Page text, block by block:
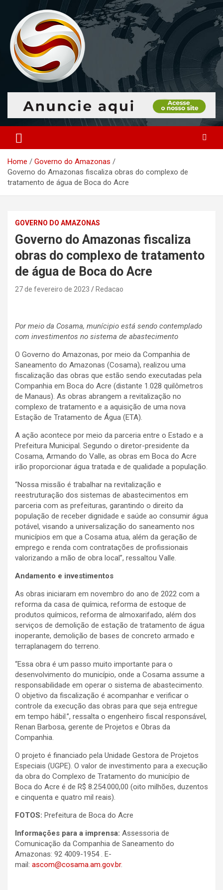
content
Portal Monitoramento
O portal que manitora a notícias para você!
Home
Governo do Amazonas
Governo do Amazonas fiscaliza obras do complexo de
tratamento de água de Boca do Acre
GOVERNO DO AMAZONAS
Governo do Amazonas fiscaliza
obras do complexo de tratamento
de água de Boca do Acre
27 de fevereiro de 2023 Redacao
Por meio da Cosama, munícipio está sendo contemplado
com investimentos no sistema de abastecimento
O Governo do Amazonas, por meio da Companhia de
Saneamento do Amazonas (Cosama), realizou uma
fiscalização das obras que estão sendo executadas pela
Companhia em Boca do Acre (distante 1.028 quilômetros
de Manaus). As obras abrangem a revitalização no
complexo de tratamento e a aquisição de uma nova
Estação de Tratamento de Água (ETA).
A ação acontece por meio da parceria entre o Estado e a
Prefeitura Municipal. Segundo o diretor-presidente da
Cosama, Armando do Valle, as obras em Boca do Acre
irão proporcionar água tratada e de qualidade a população.
“Nossa missão é trabalhar na revitalização e
reestruturação dos sistemas de abastecimentos em
parceria com as prefeituras, garantindo o direito da
população de receber dignidade e saúde ao consumir água
potável, visando a universalização do saneamento nos
municípios em que a Cosama atua, além da geração de
emprego e renda com contratações de profissionais
valorizando a mão de obra local”, ressaltou Valle.
Andamento e investimentos
As obras iniciaram em novembro do ano de 2022 com a
reforma da casa de química, reforma de estoque de
produtos químicos, reforma de almoxarifado, além dos
serviços de demolição de estação de tratamento de água
inoperante, demolição de bases de concreto armado e
terraplanagem do terreno.
“Essa obra é um passo muito importante para o
desenvolvimento do município, onde a Cosama assume a
responsabilidade em operar o sistema de abastecimento.
O objetivo da fiscalização é acompanhar e verificar o
controle da execução das obras para que seja entregue
em tempo hábil.”, ressalta o engenheiro fiscal responsável,
Renan Barbosa, gerente de Projetos e Obras da
Companhia.
O projeto é financiado pela Unidade Gestora de Projetos
Especiais (UGPE). O valor de investimento para a execução
da obra do Complexo de Tratamento do município de
Boca do Acre é de R$ 8.254.000,00 (oito milhões, duzentos
e cinquenta e quatro mil reais).
FOTOS: Prefeitura de Boca do Acre
Informações para a imprensa: Assessoria de
Comunicação da Companhia de Saneamento do
Amazonas: 92 4009-1954 . E-
mail: ascom@cosama.am.gov.br.